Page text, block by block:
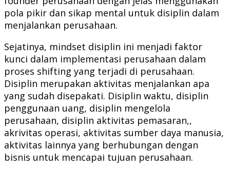
pola pikir dan sikap mental untuk disiplin dalam
menjalankan perusahaan.
Sejatinya, mindset disiplin ini menjadi faktor
kunci dalam implementasi perusahaan dalam
proses shifting yang terjadi di perusahaan.
Disiplin merupakan aktivitas menjalankan apa
yang sudah disepakati. Disiplin waktu, disiplin
penggunaan uang, disiplin mengelola
perusahaan, disiplin aktivitas pemasaran,,
akrivitas operasi, aktivitas sumber daya manusia,
aktivitas lainnya yang berhubungan dengan
bisnis untuk mencapai tujuan perusahaan.